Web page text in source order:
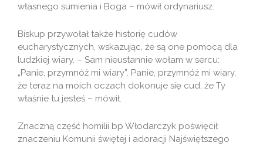
własnego sumienia i Boga – mówił ordynariusz.
Biskup przywołał także historię cudów
eucharystycznych, wskazując, że są one pomocą dla
ludzkiej wiary. – Sam nieustannie wołam w sercu:
„Panie, przymnóż mi wiary”. Panie, przymnóż mi wiary,
że teraz na moich oczach dokonuje się cud, że Ty
właśnie tu jesteś – mówił.
Znaczną część homilii bp Włodarczyk poświęcił
znaczeniu Komunii świętej i adoracji Najświętszego